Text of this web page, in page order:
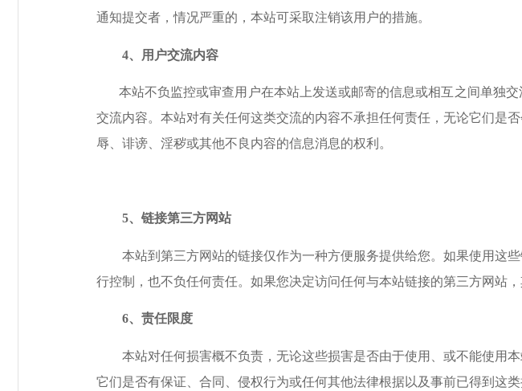
通知提交者，情况严重的，本站可采取注销该用户的措施。
4、用户交流内容
本站不负监控或审查用户在本站上发送或邮寄的信息或相互之间单独
交流内容。本站对有关任何这类交流的内容不承担任何责任，无论它们是
辱、诽谤、淫秽或其他不良内容的信息消息的权利。
5、链接第三方网站
本站到第三方网站的链接仅作为一种方便服务提供给您。如果使用这
行控制，也不负任何责任。如果您决定访问任何与本站链接的第三方网站
6、责任限度
本站对任何损害概不负责，无论这些损害是否由于使用、或不能使用本
它们是否有保证、合同、侵权行为或任何其他法律根据以及事前已得到这